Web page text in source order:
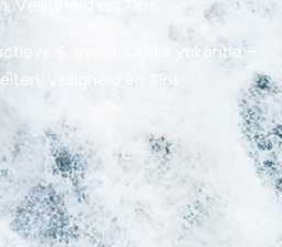
en Tips
& avontuurlijke vakantie –
Veiligheid en Tips